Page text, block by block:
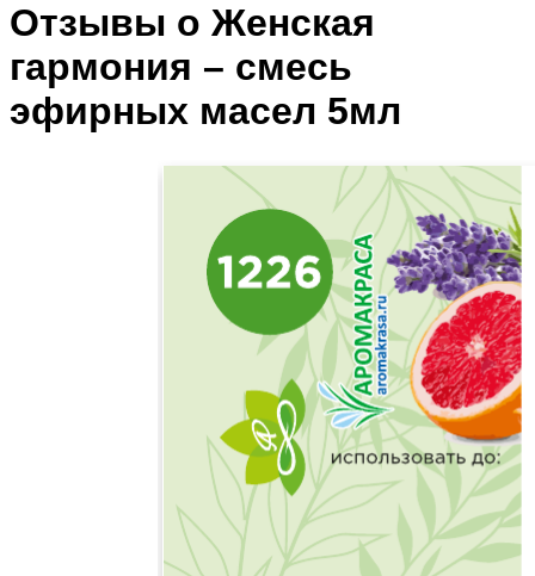
Отзывы о Женская
гармония – смесь
эфирных масел 5мл